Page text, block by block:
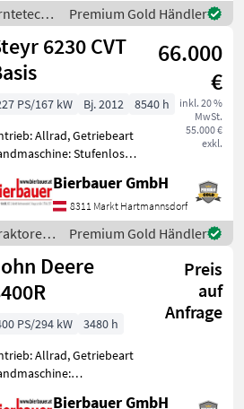
/
Premium Gold Händler
6230 CVT
66.000
€
inkl. 20 %
MwSt.
55.000 €
exkl.
PS/167 kW Bj. 2012
8540 h
Allrad, Getriebeart
Stufenloses
540E/1000/1000E,
in
h: 50 km/h, Aufla
Bierbauer GmbH
8311 Markt Hartmannsdorf
Premium Gold Händler
Deere
Preis
auf
Anfrage
PS/294 kW
3480 h
Allrad, Getriebeart
Bierbauer GmbH